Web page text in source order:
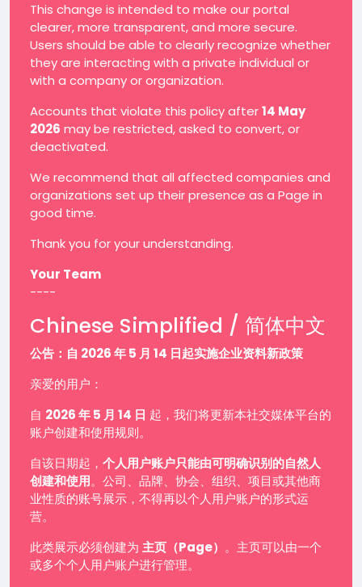
This change is intended to make our portal
clearer, more transparent, and more secure.
Users should be able to clearly recognize whether
they are interacting with a private individual or
with a company or organization.
Accounts that violate this policy after14 May
2026 may be restricted, asked to convert, or
deactivated.
We recommend that all affected companies and
organizations set up their presence as a Page in
good time.
Thank you for your understanding.
Your Team
----
Chinese Simplified / 简体中文
公告：自 2026 年 5 月 14 日起实施企业资料新政策
亲爱的用户：
自 2026 年 5 月 14 日 起，我们将更新本社交媒体平台的
账户创建和使用规则。
自该日期起， 个人用户账户只能由可明确识别的自然人
创建和使用。公司、品牌、协会、组织、项目或其他商
业性质的账号展示，不得再以个人用户账户的形式运
营。
此类展示必须创建为 主页（Page） 。主页可以由一个
或多个个人用户账户进行管理。